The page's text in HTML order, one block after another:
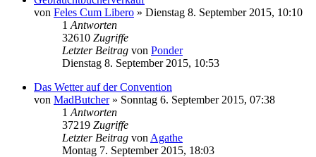
von Feles Cum Libero » Dienstag 8. September 2015, 10:10
1 Antworten
32610 Zugriffe
Letzter Beitrag von Ponder
Dienstag 8. September 2015, 10:53
Das Wetter auf der Convention
von MadButcher» Sonntag 6. September 2015, 07:38
1 Antworten
37219 Zugriffe
Letzter Beitrag von Agathe
Montag 7. September 2015, 18:03